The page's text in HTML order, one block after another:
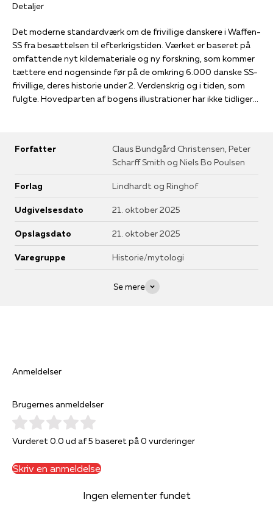
Detaljer
Det moderne standardværk om de frivillige danskere i Waffen-
SS fra besættelsen til efterkrigstiden. Værket er baseret på
omfattende nyt kildemateriale og ny forskning, som kommer
tættere end nogensinde før på de omkring 6.000 danske SS-
frivillige, deres historie under 2. Verdenskrig og i tiden, som
fulgte. Hovedparten af bogens illustrationer har ikke tidligere
hagekors og Dannebrog (1998).
Forfatter
Claus Bundgård Christensen, Peter
Scharff Smith og Niels Bo Poulsen
Forlag Lindhardt og Ringhof
Udgivelsesdato 21. oktober 2025
Opslagsdato 21. oktober 2025
Varegruppe Historie/mytologi
Se mere
Anmeldelser
Brugernes anmeldelser
Vurderet 0.0 ud af 5 baseret på 0 vurderinger
Skriv en anmeldelse
Ingen elementer fundet